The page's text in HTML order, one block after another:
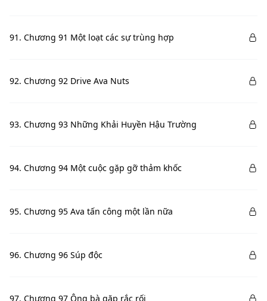
91. Chương 91 Một loạt các sự trùng hợp
92. Chương 92 Drive Ava Nuts
93. Chương 93 Những Khải Huyền Hậu Trường
94. Chương 94 Một cuộc gặp gỡ thảm khốc
95. Chương 95 Ava tấn công một lần nữa
96. Chương 96 Súp độc
97. Chương 97 Ông bà gặp rắc rối